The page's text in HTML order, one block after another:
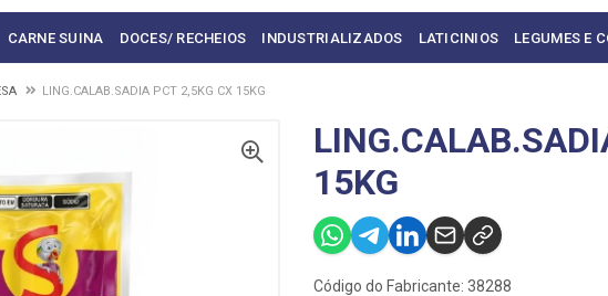
CARNE SUINA DOCES/ RECHEIOS INDUSTRIALIZADOS LATICINIOS LEGUMES E
LING.CALAB.SADIA PCT 2,5KG CX 15KG
15KG
Código do Fabricante: 38288